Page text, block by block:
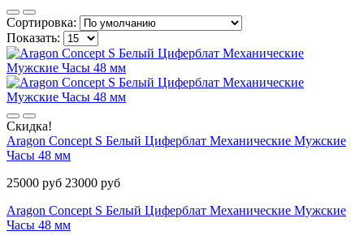
Сортировка:
Показать:
Скидка!
Aragon Concept S Белый Циферблат Механические Мужские
Часы 48 мм
25000 руб 23000 руб
Aragon Concept S Белый Циферблат Механические Мужские
Часы 48 мм